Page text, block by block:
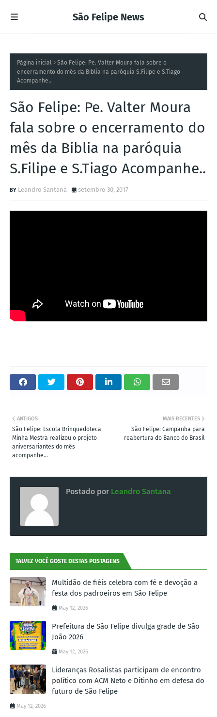
São Felipe News
Página inicial
São Felipe: Pe. Valter Moura fala sobre o
encerramento do mês da Biblia na paróquia S.Filipe e S.Tiago
Acompanhe..
São Felipe: Pe. Valter Moura
fala sobre o encerramento do
mês da Biblia na paróquia
S.Filipe e S.Tiago Acompanhe..
Leandro Santana setembro 30, 2017
MAIS RECENTES
São Felipe: Campanha para
reabertura do Banco do Brasil
ANTIGOS
São Felipe: Escola Brinquedoteca
Minha Mestra realizou o projeto
aniversariantes do mês
acompanhe...
Postado por Leandro Santana
TALVEZ VOCÊ GOSTE DESTAS POSTAGENS
Multidão de fiéis celebra com fé e devoção a
festa dos padroeiros em São Felipe
May 12, 2026
Prefeitura de São Felipe divulga grade de São
João 2026
May 12, 2026
Lideranças Rosalistas participam de encontro
político com ACM Neto e Ditinho em defesa do
futuro de São Felipe
May 12, 2026